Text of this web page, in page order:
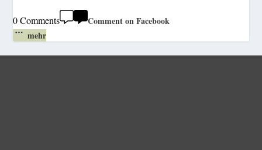
0 Comments
Comment on Facebook
mehr